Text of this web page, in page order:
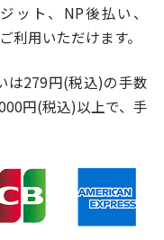
ット、NP後払い、
利用いただけます。
は279円(税込)の手数
円(税込)以上で、手